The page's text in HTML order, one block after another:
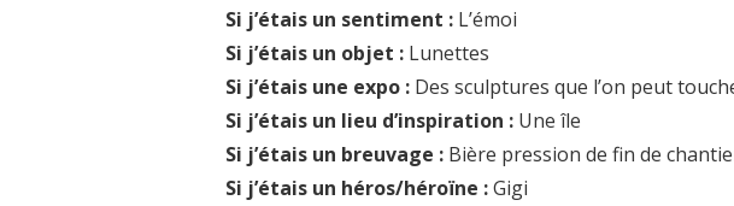
Si j’étais un sentiment : L’émoi
Si j’étais un objet : Lunettes
Si j’étais une expo : Des sculptures que l’on peut
Si j’étais un lieu d’inspiration : Une île
Si j’étais un breuvage : Bière pression de fin de
Si j’étais un héros/héroïne :Gigi